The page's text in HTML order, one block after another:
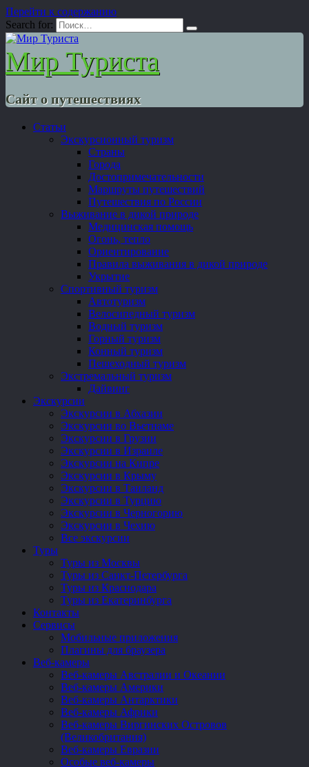
Перейти к содержанию
Search for:
Мир Туриста
Сайт о путешествиях
Статьи
Экскурсионный туризм
Страны
Города
Достопримечательности
Маршруты путешествий
Путешествия по России
Выживание в дикой природе
Медицинская помощь
Огонь, тепло
Ориентирование
Правила выживания в дикой природе
Укрытие
Спортивный туризм
Автотуризм
Велосипедный туризм
Водный туризм
Горный туризм
Конный туризм
Пешеходный туризм
Экстремальный туризм
Дайвинг
Экскурсии
Экскурсии в Абхазии
Экскурсии во Вьетнаме
Экскурсии в Грузии
Экскурсии в Израиле
Экскурсии на Кипре
Экскурсии в Крыму
Экскурсии в Таиланд
Экскурсии в Турцию
Экскурсии в Черногорию
Экскурсии в Чехию
Все экскурсии
Туры
Туры из Москвы
Туры из Санкт-Петербурга
Туры из Краснодара
Туры из Екатеринбурга
Контакты
Сервисы
Мобильные приложения
Плагины для браузера
Веб-камеры
Веб-камеры Австралии и Океании
Веб-камеры Америки
Веб-камеры Антарктики
Веб-камеры Африки
Веб-камеры Виргинских Островов
(Великобритания)
Веб-камеры Евразии
Особые веб-камеры